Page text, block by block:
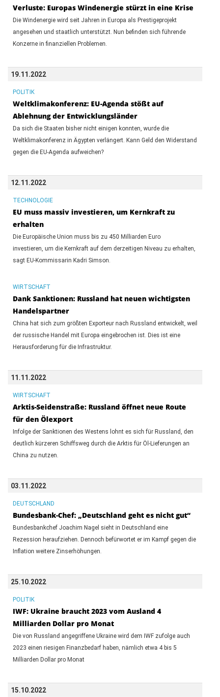
Verluste: Europas Windenergie stürzt in eine Krise
Die Windenergie wird seit Jahren in Europa als Prestigeprojekt
angesehen und staatlich unterstützt. Nun befinden sich führende
Konzerne in finanziellen Problemen.
19.11.2022
POLITIK
Weltklimakonferenz: EU-Agenda stößt auf
Ablehnung der Entwicklungsländer
Da sich die Staaten bisher nicht einigen konnten, wurde die
Weltklimakonferenz in Ägypten verlängert. Kann Geld den Widerstand
gegen die EU-Agenda aufweichen?
12.11.2022
TECHNOLOGIE
EU muss massiv investieren, um Kernkraft zu
erhalten
Die Europäische Union muss bis zu 450 Milliarden Euro
investieren, um die Kernkraft auf dem derzeitigen Niveau zu erhalten,
sagt EU-Kommissarin Kadri Simson.
WIRTSCHAFT
Dank Sanktionen: Russland hat neuen wichtigsten
Handelspartner
China hat sich zum größten Exporteur nach Russland entwickelt, weil
der russische Handel mit Europa eingebrochen ist. Dies ist eine
Herausforderung für die Infrastruktur.
11.11.2022
WIRTSCHAFT
Arktis-Seidenstraße: Russland öffnet neue Route
für den Ölexport
Infolge der Sanktionen des Westens lohnt es sich für Russland, den
deutlich kürzeren Schiffsweg durch die Arktis für Öl-Lieferungen an
China zu nutzen.
03.11.2022
DEUTSCHLAND
Bundesbank-Chef: „Deutschland geht es nicht gut“
Bundesbankchef Joachim Nagel sieht in Deutschland eine
Rezession heraufziehen. Dennoch befürwortet er im Kampf gegen die
Inflation weitere Zinserhöhungen.
25.10.2022
POLITIK
IWF: Ukraine braucht 2023 vom Ausland 4
Milliarden Dollar pro Monat
Die von Russland angegriffene Ukraine wird dem IWF zufolge auch
2023 einen riesigen Finanzbedarf haben, nämlich etwa 4 bis 5
Milliarden Dollar pro Monat
15.10.2022